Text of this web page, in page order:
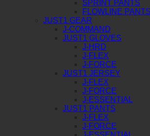
SPRINT PANTS
FLOWLINE PANTS
JUST1 GEAR
J-COMMAND
JUST1 GLOVES
J-HRD
J-FLEX
J-FORCE
JUST1 JERSEY
J-FLEX
J-FORCE
J-ESSENTIAL
JUST1 PANTS
J-FLEX
J-FORCE